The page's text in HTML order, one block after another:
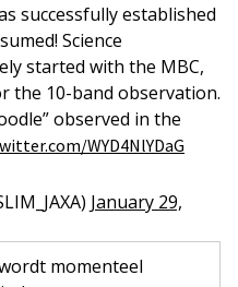
successfully established
Science
started with the MBC,
the 10-band observation.
observed in the
WYD4NlYDaG
January 29,
momenteel